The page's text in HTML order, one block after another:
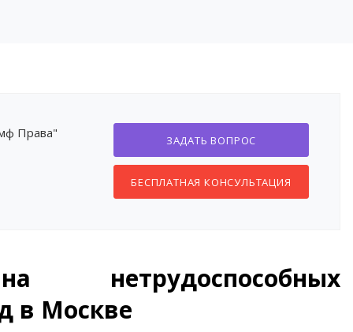
Права" ЗАДАТЬ ВОПРОС
БЕСПЛАТНАЯ КОНСУЛЬТАЦИЯ
в Москве